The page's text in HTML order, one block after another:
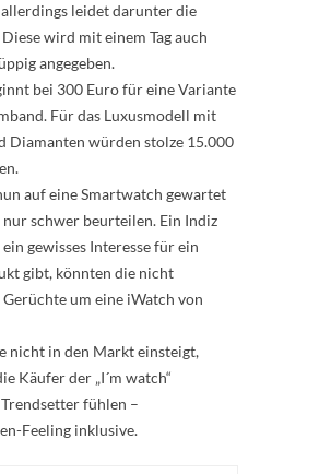
leidet darunter die
wird mit einem Tag auch
angegeben.
bei 300 Euro für eine Variante
Für das Luxusmodell mit
Diamanten würden stolze 15.000
auf eine Smartwatch gewartet
nur schwer beurteilen. Ein Indiz
ein gewisses Interesse für ein
gibt, könnten die nicht
um eine iWatch von
nicht in den Markt einsteigt,
Käufer der „I´m watch“
fühlen –
Feeling inklusive.